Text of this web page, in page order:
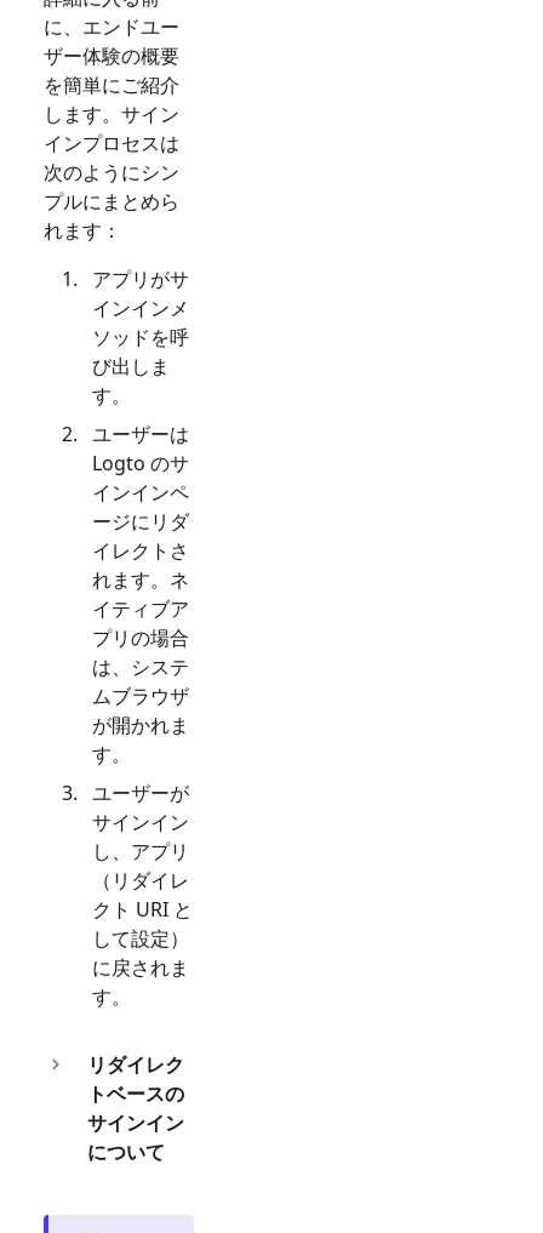
に、エンドユー
ザー体験の概要
を簡単にご紹介
します。サイン
インプロセスは
次のようにシン
プルにまとめら
れます：
アプリがサ
インインメ
ソッドを呼
び出しま
す。
ユーザーは
Logto のサ
インインペ
ージにリダ
イレクトさ
れます。ネ
イティブア
プリの場合
は、システ
ムブラウザ
が開かれま
す。
ユーザーが
サインイン
し、アプリ
（リダイレ
クト URI と
して設定）
に戻されま
す。
リダイレク
トベースの
サインイン
について